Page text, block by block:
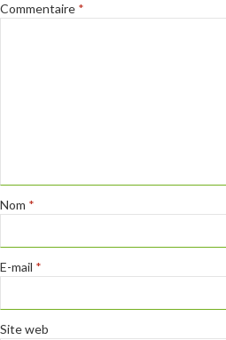
Commentaire *
Nom *
E-mail *
Site web